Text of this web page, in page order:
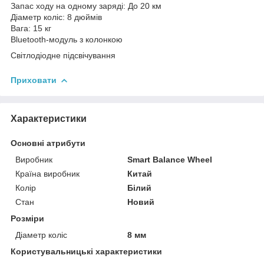
Запас ходу на одному заряді: До 20 км
Діаметр коліс: 8 дюймів
Вага: 15 кг
Bluetooth-модуль з колонкою
Світлодіодне підсвічування
Приховати
Характеристики
Основні атрибути
Виробник
Smart Balance Wheel
Країна виробник
Китай
Колір
Білий
Стан
Новий
Розміри
Діаметр коліс
8 мм
Користувальницькі характеристики